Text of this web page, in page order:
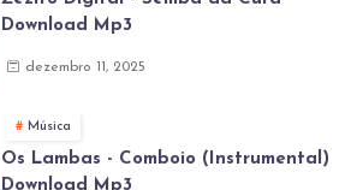
Download Mp3
dezembro 11, 2025
Música
Os Lambas - Comboio (Instrumental)
Download Mp3